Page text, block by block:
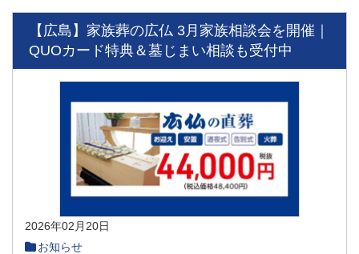
【広島】家族葬の広仏 3月家族相談会を開催｜
QUOカード特典＆墓じまい相談も受付中
2026年02月20日
お知らせ